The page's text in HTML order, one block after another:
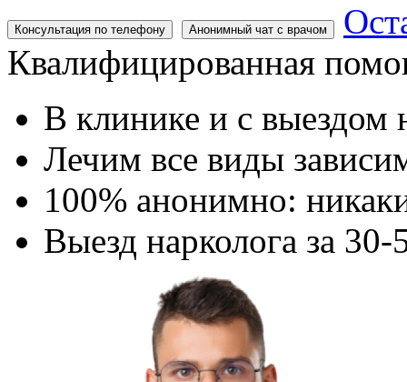
Консультация по телефону Анонимный чат с врачом
Квалифицированная
В клинике и с выездом
Лечим все виды
100% анонимно:
Выезд нарколога за